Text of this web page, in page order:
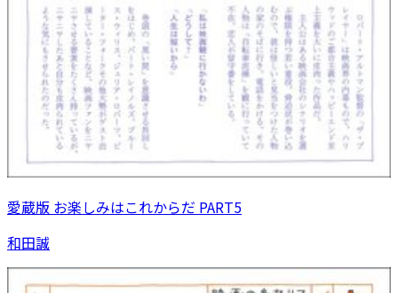
愛蔵版 お楽しみはこれからだ PART5
和田誠